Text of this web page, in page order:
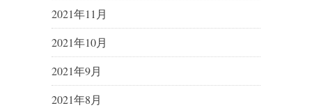
2021年11月
2021年10月
2021年9月
2021年8月